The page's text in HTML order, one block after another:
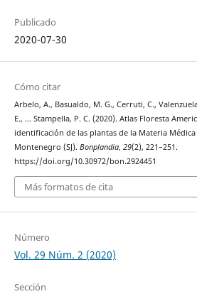
Publicado
2020-07-30
Cómo citar
Arbelo, A., Basualdo, M. G., Cerruti, C.,
E., … Stampella, P. C. (2020). Atlas Floresta
identificación de las plantas de la Materia
Montenegro (SJ). Bonplandia, 29(2), 221–251.
https://doi.org/10.30972/bon.2924451
Más formatos de cita
Número
Vol. 29 Núm. 2 (2020)
Sección